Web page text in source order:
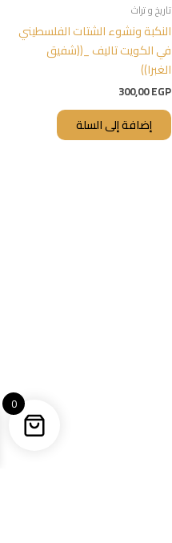
تاريخ و تراث
النكبة ونشوء الشتات الفلسطيني
في الكويت تاليف _((شفيق
الغبرا))
300,00EGP
إضافة إلى السلة
0